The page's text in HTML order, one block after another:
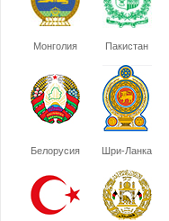
Монголия Пакистан
Белорусия Шри-Ланка